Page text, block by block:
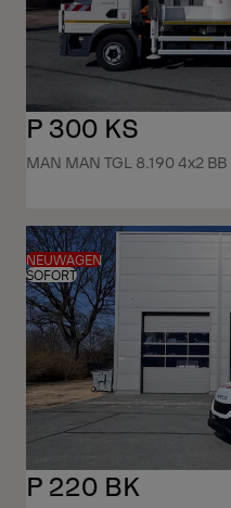
P 300 KS
MAN MAN TGL 8.190 4x2 BB
NEUWAGEN
SOFORT
P 220 BK